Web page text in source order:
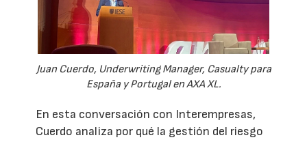
Juan Cuerdo, Underwriting Manager, Casualty para
España y Portugal en AXA XL.
En esta conversación con Interempresas,
Cuerdo analiza por qué la gestión del riesgo